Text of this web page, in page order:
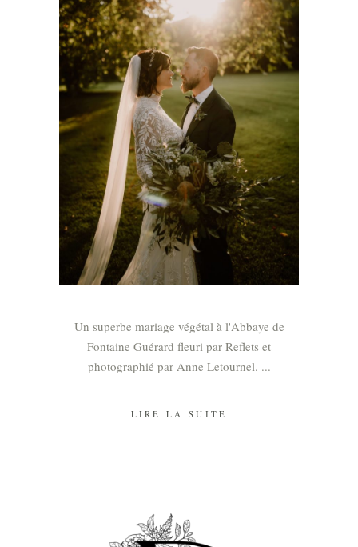
Un superbe mariage végétal à l'Abbaye de
Fontaine Guérard fleuri par Reflets et
photographié par Anne Letournel.
LIRE LA SUITE